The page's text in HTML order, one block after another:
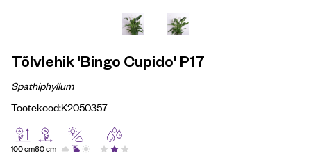
Tõlvlehik 'Bingo Cupido' P17
Spathiphyllum
Tootekood:K2050357
100 cm60 cm